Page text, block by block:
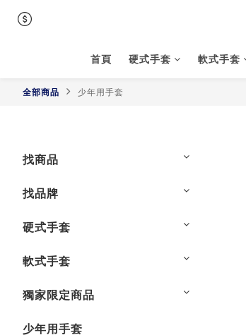
首頁 硬式手套 軟式手套
全部商品 少年用手套
找商品
找品牌
硬式手套
軟式手套
獨家限定商品
少年用手套